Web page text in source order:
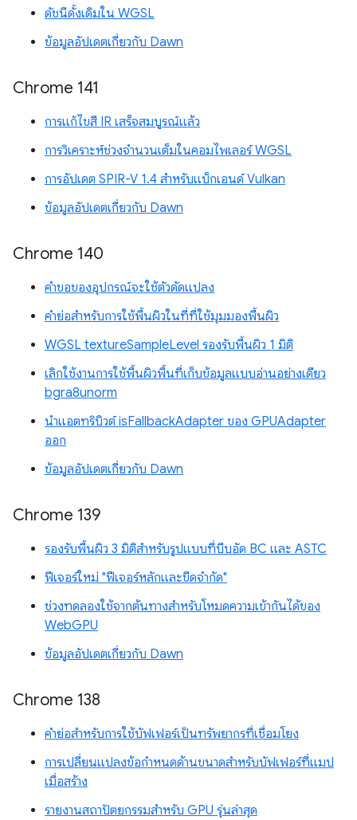
ดัชนีดั้งเดิมใน WGSL
ข้อมูลอัปเดตเกี่ยวกับ Dawn
Chrome 141
การแก้ไขสี IR เสร็จสมบูรณ์แล้ว
การวิเคราะห์ช่วงจำนวนเต็มในคอมไพเลอร์ WGSL
การอัปเดต SPIR-V 1.4 สำหรับแบ็กเอนด์ Vulkan
ข้อมูลอัปเดตเกี่ยวกับ Dawn
Chrome 140
คำขอของอุปกรณ์จะใช้ตัวดัดแปลง
คำย่อสำหรับการใช้พื้นผิวในที่ที่ใช้มุมมองพื้นผิว
WGSL textureSampleLevel รองรับพื้นผิว 1 มิติ
เลิกใช้งานการใช้พื้นผิวพื้นที่เก็บข้อมูลแบบอ่านอย่างเดียว
bgra8unorm
นำแอตทริบิวต์ isFallbackAdapter ของ GPUAdapter
ออก
ข้อมูลอัปเดตเกี่ยวกับ Dawn
Chrome 139
รองรับพื้นผิว 3 มิติสำหรับรูปแบบที่บีบอัด BC และ ASTC
ฟีเจอร์ใหม่ "ฟีเจอร์หลักและขีดจำกัด"
ช่วงทดลองใช้จากต้นทางสำหรับโหมดความเข้ากันได้ของ
WebGPU
ข้อมูลอัปเดตเกี่ยวกับ Dawn
Chrome 138
คำย่อสำหรับการใช้บัฟเฟอร์เป็นทรัพยากรที่เชื่อมโยง
การเปลี่ยนแปลงข้อกำหนดด้านขนาดสำหรับบัฟเฟอร์ที่แมป
เมื่อสร้าง
รายงานสถาปัตยกรรมสำหรับ GPU รุ่นล่าสุด